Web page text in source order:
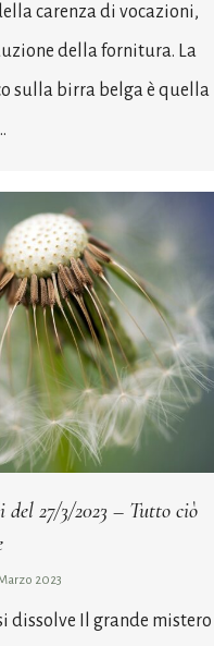
carenza di vocazioni,
della fornitura. La
sulla birra belga è quella
27/3/2023 – Tutto ciò
2023
dissolve Il grande mistero